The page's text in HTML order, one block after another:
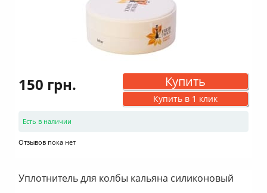
150 грн. Купить
Купить в 1 клик
Есть в наличии
Отзывов пока нет
Уплотнитель для колбы кальяна силиконовый